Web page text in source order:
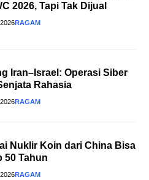
2026, Tapi Tak Dijual
RAGAM
Iran–Israel: Operasi Siber
Rahasia
RAGAM
Nuklir Koin dari China Bisa
50 Tahun
RAGAM